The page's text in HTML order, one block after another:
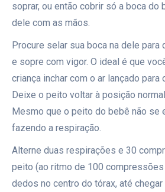
soprar, ou então cobrir só a boca do
dele com as mãos.
Procure selar sua boca na dele para
e sopre com vigor. O ideal é que
criança inchar com o ar lançado para
Deixe o peito voltar à posição
Mesmo que o peito do bebê não se
fazendo a respiração.
Alterne duas respirações e 30
peito (ao ritmo de 100
dedos no centro do tórax, até